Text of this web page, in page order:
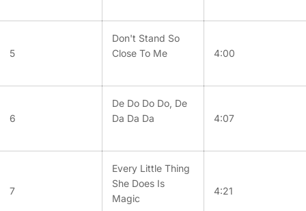
5
Don't Stand So
Close To Me
4:00
6
De Do Do Do, De
Da Da Da
4:07
7
Every Little Thing
She Does Is
Magic
4:21